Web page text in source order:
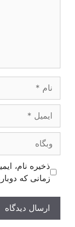
وبگاه
ذخیره نام،
زمانی که